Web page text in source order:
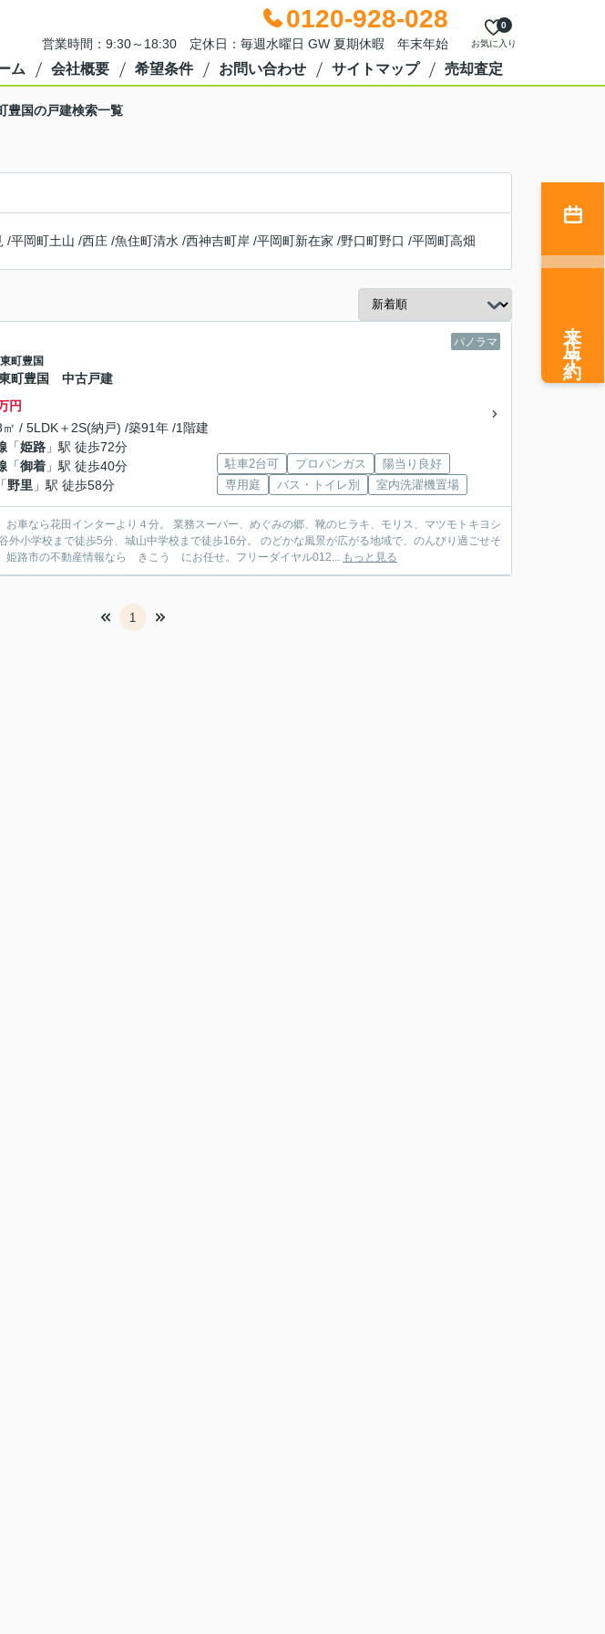
0120-928-028
営業時間：9:30～18:30 定休日：毎週水曜日 GW 夏期休暇 年末年始 お気に入り
0
ム 会社概要 希望条件 お問い合わせ サイトマップ 売却査定
豊国の戸建検索一覧
/平岡町土山 /西庄 /魚住町清水 /西神吉町岸 /平岡町新在家 /野口町野口 /平岡町高畑
パノラマ
町豊国
町豊国 中古戸建
円
/ 5LDK＋2S(納戸) /築91年 /1階建
「姫路 」駅 徒歩72分
「御着 」駅 徒歩40分
「野里 」駅 徒歩58分
駐車2台可 プロパンガス
陽当り良好
専用庭
バス・トイレ別 室内洗濯機置場
車なら花田インターより４分。 業務スーパー、めぐみの郷、靴のヒラキ、モリス、マツモトキヨシ
外小学校まで徒歩5分、城山中学校まで徒歩16分。 のどかな風景が広がる地域で、のんびり過ごせそ
市の不動産情報なら きこう にお任せ。フリーダイヤル012... もっと見る
1
来店予約